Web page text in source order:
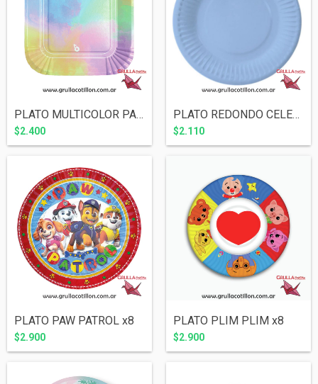
PLATO MULTICOLOR PASTEL CUADRADO x8
$2.400
PLATO REDONDO CELESTE PASTEL x8
$2.110
PLATO PAW PATROL x8
$2.900
PLATO PLIM PLIM x8
$2.900